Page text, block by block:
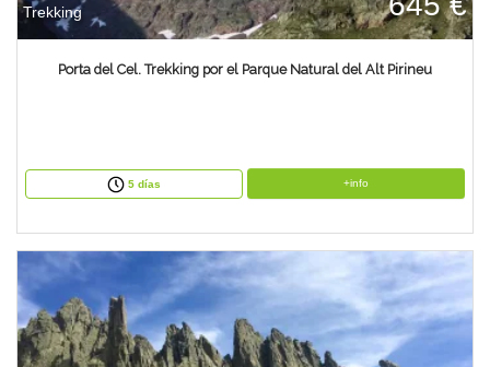
Trekking
Porta del Cel. Trekking por el Parque Natural del Alt Pirineu
5 días +info